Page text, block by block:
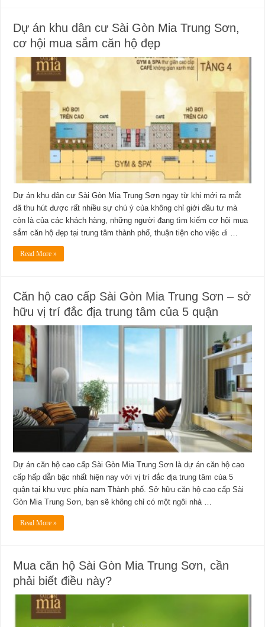
Dự án khu dân cư Sài Gòn Mia Trung Sơn,
cơ hội mua sắm căn hộ đẹp
Dự án khu dân cư Sài Gòn Mia Trung Sơn ngay từ khi mới ra mắt
đã thu hút được rất nhiều sự chú ý của không chỉ giới đầu tư mà
còn là của các khách hàng, những người đang tìm kiếm cơ hội mua
sắm căn hộ đẹp tại trung tâm thành phố, thuận tiện cho việc đi …
Read More »
Căn hộ cao cấp Sài Gòn Mia Trung Sơn – sở
hữu vị trí đắc địa trung tâm của 5 quận
Dự án căn hộ cao cấp Sài Gòn Mia Trung Sơn là dự án căn hộ cao
cấp hấp dẫn bậc nhất hiện nay với vị trí đắc địa trung tâm của 5
quận tại khu vực phía nam Thành phố. Sở hữu căn hộ cao cấp Sài
Gòn Mia Trung Sơn, bạn sẽ không chỉ có một ngôi nhà …
Read More »
Mua căn hộ Sài Gòn Mia Trung Sơn, cần
phải biết điều này?